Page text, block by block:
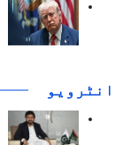
انٹرويو